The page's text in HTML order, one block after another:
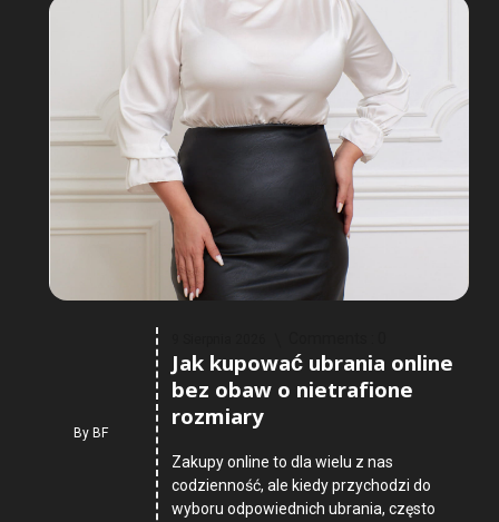
ByBF
Jak kupować ubrania online
bez obaw o nietrafione
rozmiary
Zakupy online to dla wielu z nas
codzienność, ale kiedy przychodzi do
wyboru odpowiednich ubrania, często